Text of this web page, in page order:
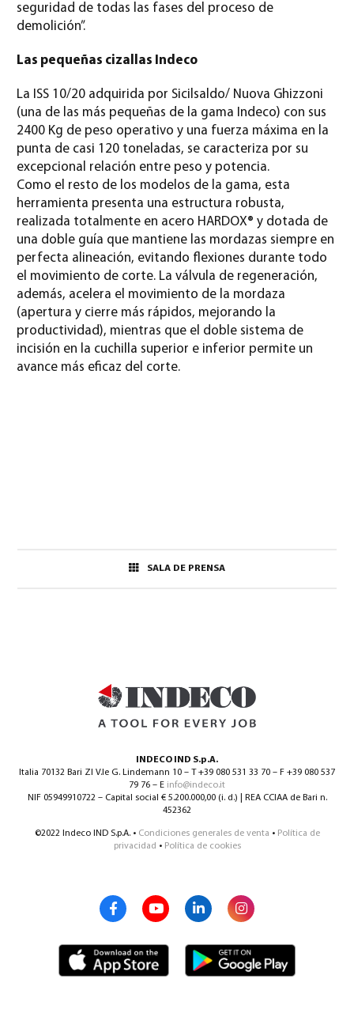
seguridad de todas las fases del proceso de
demolición”.
Las pequeñas cizallas Indeco
La ISS 10/20 adquirida por Sicilsaldo/ Nuova Ghizzoni
(una de las más pequeñas de la gama Indeco) con sus
2400 Kg de peso operativo y una fuerza máxima en la
punta de casi 120 toneladas, se caracteriza por su
excepcional relación entre peso y potencia.
Como el resto de los modelos de la gama, esta
herramienta presenta una estructura robusta,
realizada totalmente en acero HARDOX® y dotada de
una doble guía que mantiene las mordazas siempre en
perfecta alineación, evitando flexiones durante todo
el movimiento de corte. La válvula de regeneración,
además, acelera el movimiento de la mordaza
(apertura y cierre más rápidos, mejorando la
productividad), mientras que el doble sistema de
incisión en la cuchilla superior e inferior permite un
avance más eficaz del corte.
SALA DE PRENSA
INDECO IND S.p.A.
Italia 70132 Bari ZI V.le G. Lindemann 10 – T +39 080 531 33 70 – F +39 080 537
79 76 – E info@indeco.it
NIF 05949910722 – Capital social € 5.200.000,00 (i. d.) | REA CCIAA de Bari n.
452362
©2022 Indeco IND S.p.A. • Condiciones generales de venta • Política de
privacidad • Política de cookies